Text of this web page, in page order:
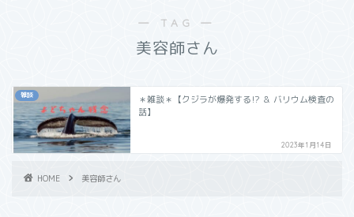
― TAG ―
美容師さん
雑談
＊雑談＊【クジラが爆発する⁉︎ ＆ バリウム検査の
話】
2023年1月14日
HOME 美容師さん